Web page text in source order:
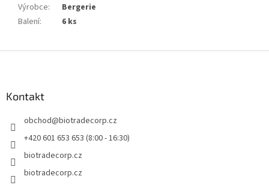
Výrobce:
Bergerie
Balení: 6 ks
Kontakt
obchod@biotradecorp.cz
+420 601 653 653 (8:00 - 16:30)
biotradecorp.cz
biotradecorp.cz